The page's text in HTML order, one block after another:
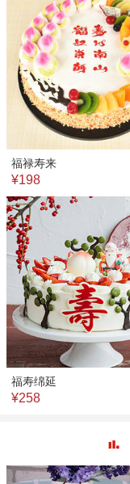
福禄寿来
¥198
福寿绵延
¥258